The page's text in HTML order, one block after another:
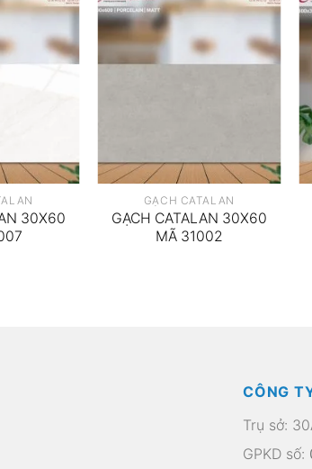
30X60
GẠCH CATALAN
GẠCH CATALAN 30X60
MÃ 31002
CÔNG
Trụ sở:
GPKD số: